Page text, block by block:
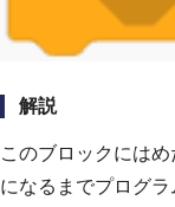
解説
このブロックには
になるまでプログ